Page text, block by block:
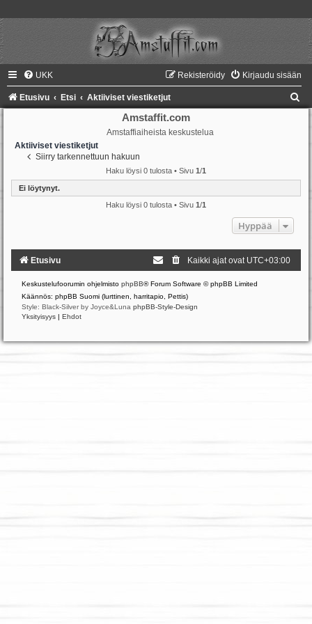
UKK Kirjaudu sisään
Rekisteröidy
Etusivu Etsi Aktiiviset viestiketjut
Amstaffit.com
Amstaffiaiheista keskustelua
Aktiiviset viestiketjut
Siirry tarkennettuun hakuun
Haku löysi 0 tulosta • Sivu 1/1
Ei löytynyt.
Haku löysi 0 tulosta • Sivu 1/1
Hyppää
Etusivu Kaikki ajat ovat UTC+03:00
Keskustelufoorumin ohjelmisto phpBB® Forum Software © phpBB Limited
Käännös: phpBB Suomi (lurttinen, harritapio, Pettis)
Style: Black-Silver by Joyce&Luna phpBB-Style-Design
Yksityisyys | Ehdot